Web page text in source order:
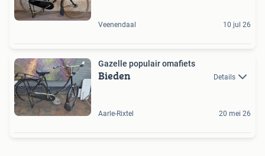
Veenendaal 10 jul 26
Gazelle populair omafiets
Bieden Details
Aarle-Rixtel 20 mei 26